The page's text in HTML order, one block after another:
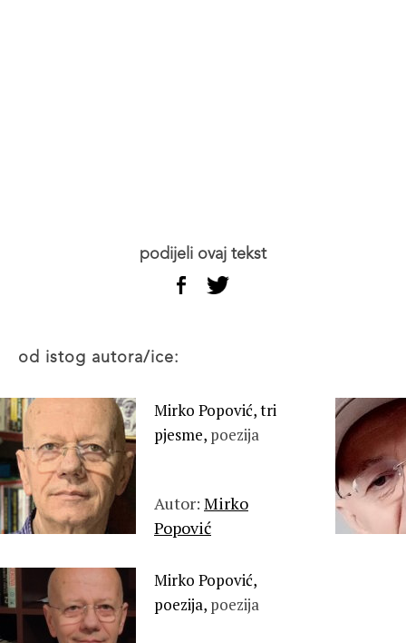
podijeli ovaj tekst
od istog autora/ice:
Mirko Popović, tri
pjesme, poezija
Autor: Mirko
Popović
Mirko Popović,
poezija, poezija